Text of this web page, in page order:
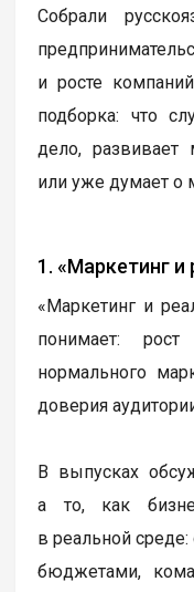
Собрали
и росте
подборка: что
дело, развивает
или уже думает о
1. «Маркетинг и
«Маркетинг и
понимает:
нормального
доверия
В выпусках
а то, как
в реальной
бюджетами,